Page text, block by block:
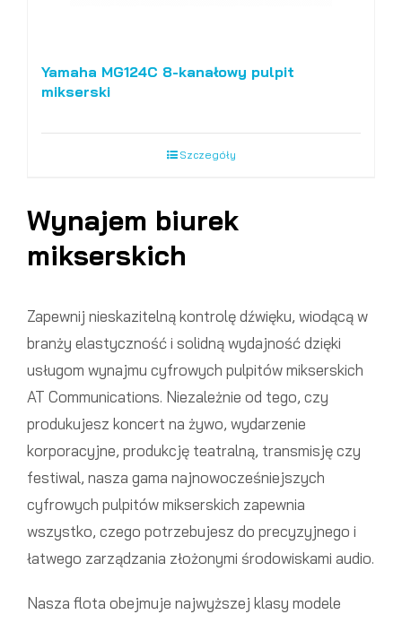
Yamaha MG124C 8-kanałowy pulpit
mikserski
Szczegóły
Wynajem biurek
mikserskich
Zapewnij nieskazitelną kontrolę dźwięku, wiodącą w
branży elastyczność i solidną wydajność dzięki
usługom wynajmu cyfrowych pulpitów mikserskich
AT Communications. Niezależnie od tego, czy
produkujesz koncert na żywo, wydarzenie
korporacyjne, produkcję teatralną, transmisję czy
festiwal, nasza gama najnowocześniejszych
cyfrowych pulpitów mikserskich zapewnia
wszystko, czego potrzebujesz do precyzyjnego i
łatwego zarządzania złożonymi środowiskami audio.
Nasza flota obejmuje najwyższej klasy modele